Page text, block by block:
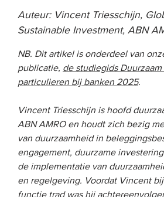
ACTUEEL
Nieuws
Opinie
Van leden &
Auteur: Vincent Triesschijn,
Sustainable Investment, ABN
NB. Dit artikel is onderdeel van
publicatie, de studiegids
particulieren bij banken 2025.
Vincent Triesschijn is hoofd
ABN AMRO en houdt zich bezig
van duurzaamheid in
engagement, duurzame
de implementatie van
en regelgeving. Voordat Vincent
functie trad was hij